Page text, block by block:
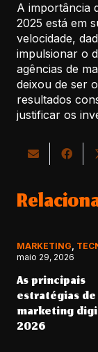
A importância
2025 está em
velocidade,
impulsionar o
agências de
deixou de ser
resultados
justificar os
MARKETING
maio 29, 2026
As principais
estratégias de
marketing
2026